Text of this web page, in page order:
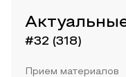
#32 (318)
Прием материалов